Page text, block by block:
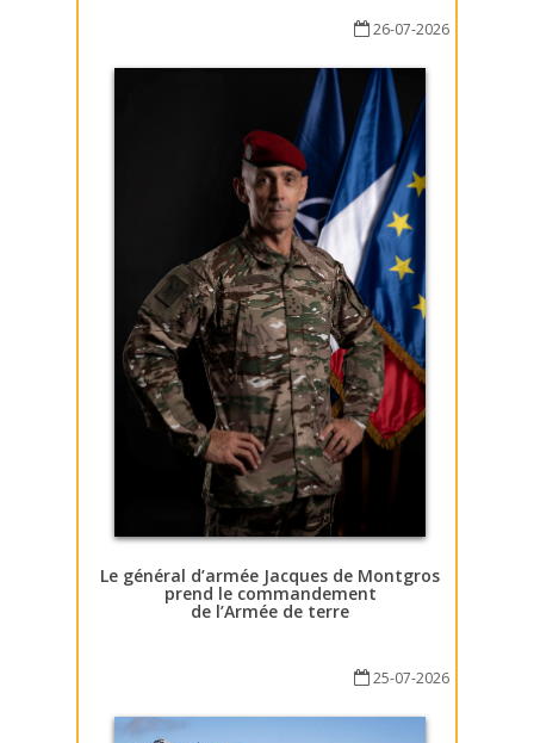
26-07-2026
Le général d’armée Jacques de Montgros
prend le commandement
de l’Armée de terre
25-07-2026